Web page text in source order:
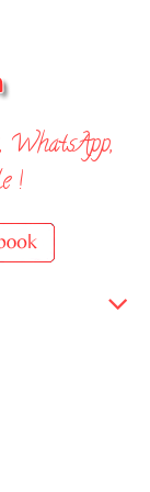
WhatsApp,
!